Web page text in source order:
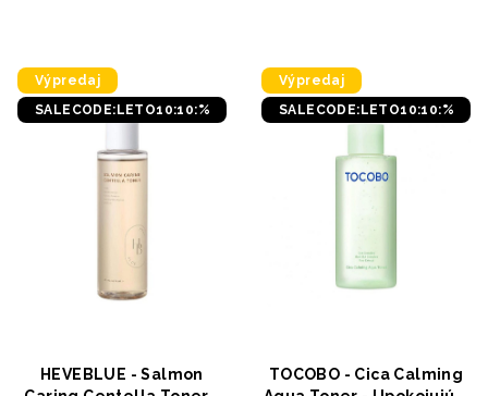
Výpredaj
SALECODE:LETO10:10:%
HEVEBLUE - Salmon
Výpredaj
SALECODE:LETO10:10:%
TOCOBO - Cica Calming